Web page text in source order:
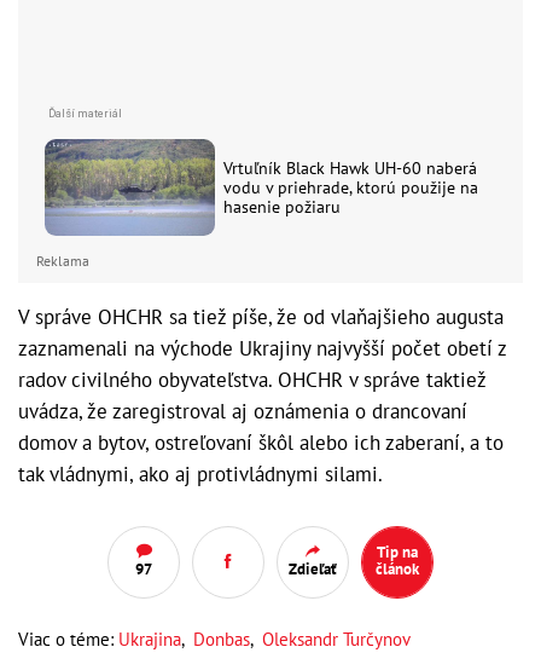
Vrtuľník Black Hawk UH-60 naberá
vodu v priehrade, ktorú použije na
hasenie požiaru
Reklama
V správe OHCHR sa tiež píše, že od vlaňajšieho augusta
zaznamenali na východe Ukrajiny najvyšší počet obetí z
radov civilného obyvateľstva. OHCHR v správe taktiež
uvádza, že zaregistroval aj oznámenia o drancovaní
domov a bytov, ostreľovaní škôl alebo ich zaberaní, a to
tak vládnymi, ako aj protivládnymi silami.
97 Zdieľať
Tip na
článok
Viac o téme: Ukrajina, Donbas, Oleksandr Turčynov